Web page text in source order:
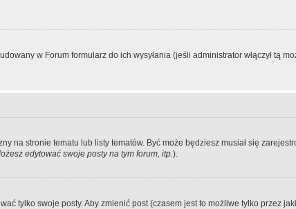
w Forum formularz do ich wysyłania (jeśli administrator włączył tą
na stronie tematu lub listy tematów. Być może będziesz musiał się
edytować swoje posty na tym forum, itp.).
tylko swoje posty. Aby zmienić post (czasem jest to możliwe tylko przez